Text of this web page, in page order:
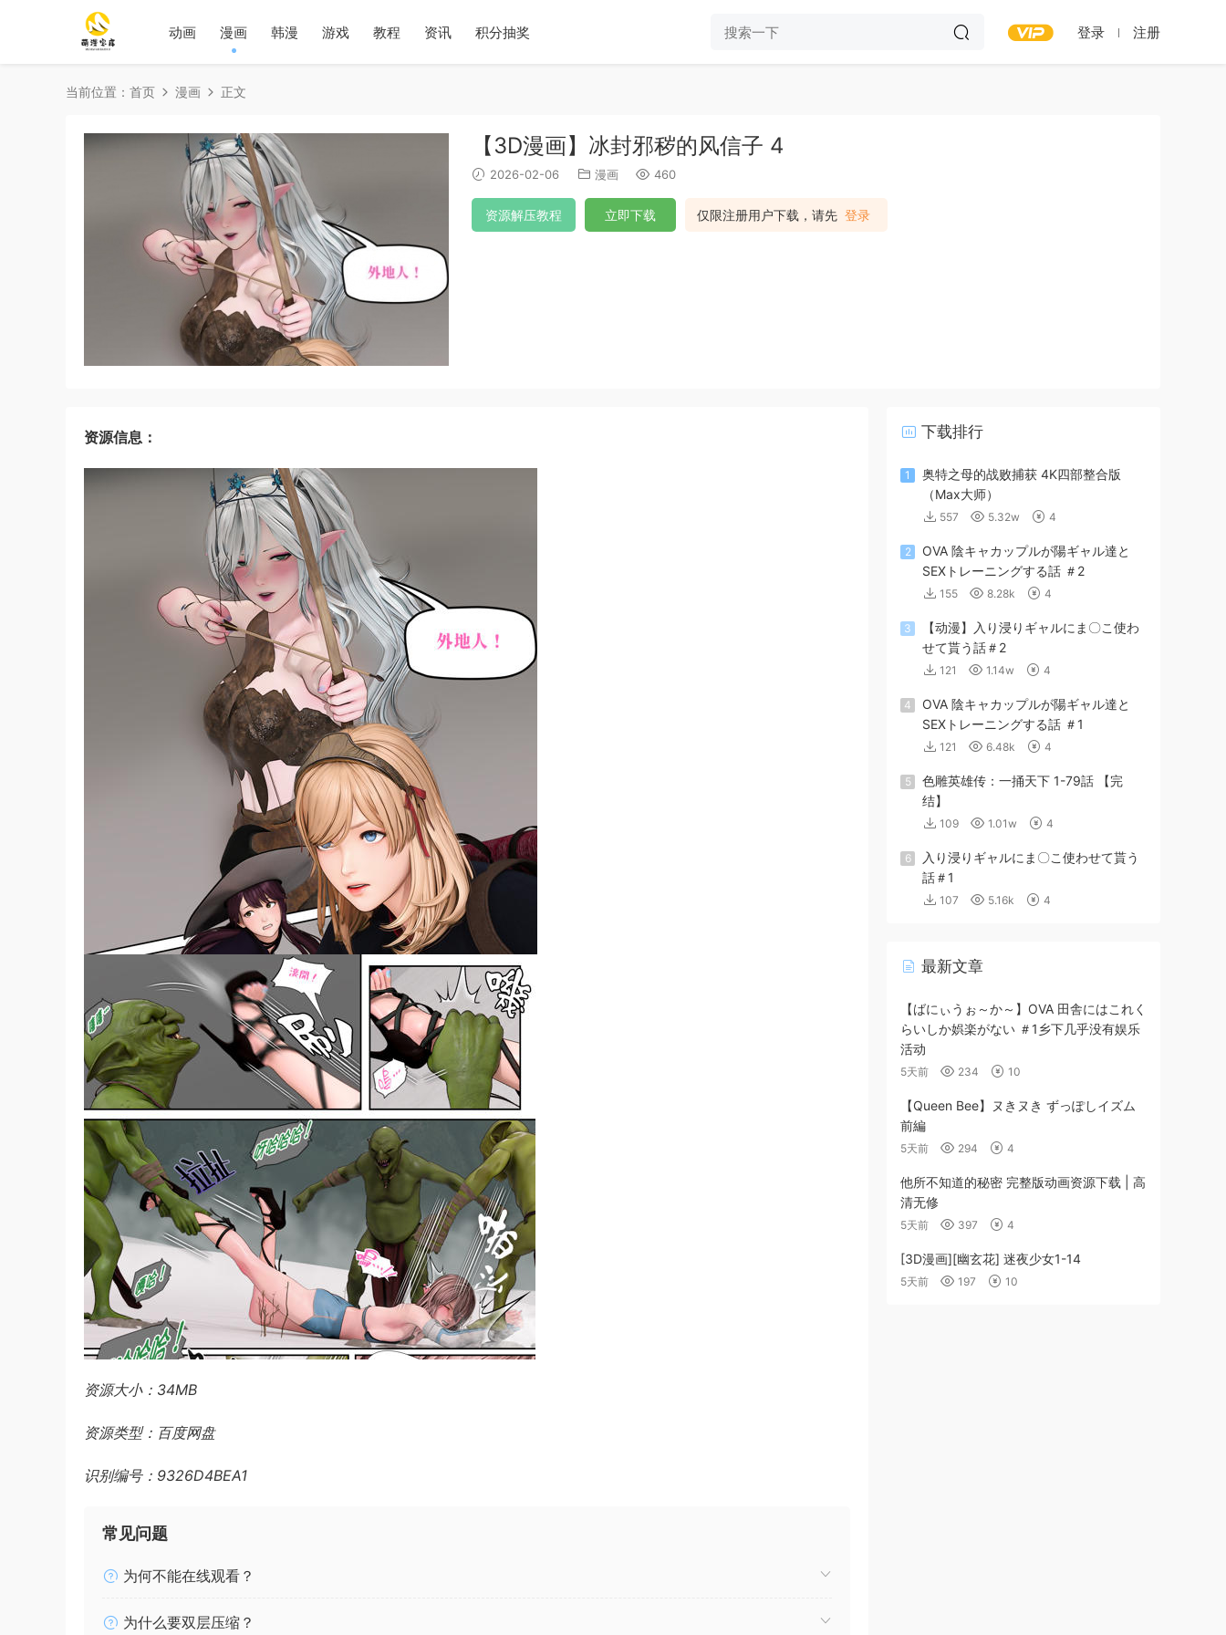
动画 漫画 韩漫 游戏 教程 资讯 积分抽奖 登录 注册
当前位置： 首页 漫画 正文
【3D漫画】冰封邪秽的风信子 4
2026-02-06 漫画 460
仅限注册用户下载，请先 登录
资源解压教程 立即下载
资源信息：
资源大小：34MB
资源类型：百度网盘
识别编号：9326D4BEA1
常见问题
为何不能在线观看？
为什么要双层压缩？
下载排行
1
奥特之母的战败捕获 4K四部整合版
（Max大师）
557 5.32w 4
2
OVA 陰キャカップルが陽ギャル達と
SEXトレーニングする話 ＃2
155 8.28k 4
3
【动漫】入り浸りギャルにま〇こ使わ
せて貰う話＃2
121 1.14w 4
4
OVA 陰キャカップルが陽ギャル達と
SEXトレーニングする話 ＃1
121 6.48k 4
5
色雕英雄传：一捅天下 1-79話 【完
结】
109 1.01w 4
6
入り浸りギャルにま〇こ使わせて貰う
話＃1
107 5.16k 4
最新文章
【ばにぃうぉ～か～】OVA 田舎にはこれく
らいしか娯楽がない ＃1乡下几乎没有娱乐
活动
5天前 234 10
【Queen Bee】ヌきヌき ずっぽしイズム
前編
5天前 294 4
他所不知道的秘密 完整版动画资源下载 | 高
清无修
5天前 397 4
[3D漫画][幽玄花] 迷夜少女1-14
5天前 197 10